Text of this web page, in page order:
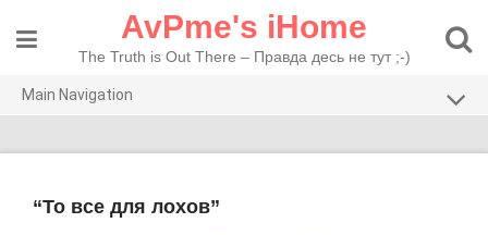
content
AvPme's iHome
The Truth is Out There – Правда десь не тут ;-)
Main Navigation
Рекомендую
“То все для лохов”